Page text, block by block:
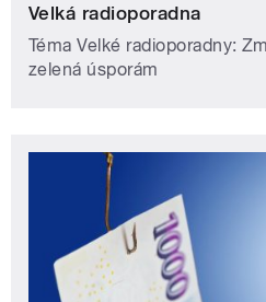
Velká radioporadna
Téma Velké radioporadny:
zelená úsporám